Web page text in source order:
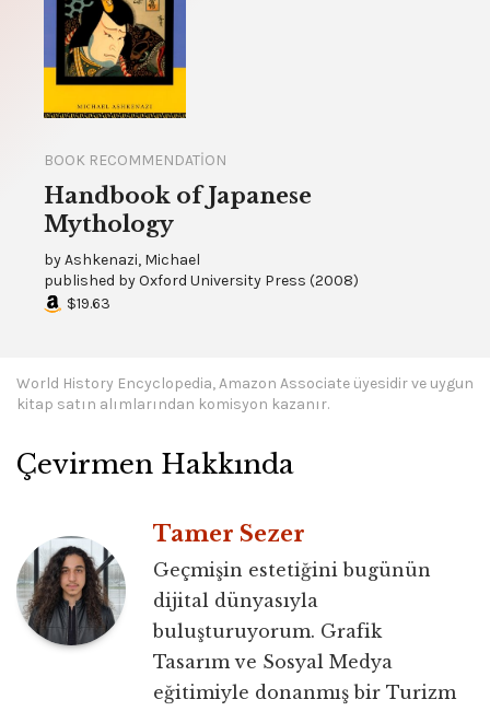
BOOK RECOMMENDATION
Handbook of Japanese
Mythology
byAshkenazi, Michael
published byOxford University Press (2008)
$19.63
World History Encyclopedia, Amazon Associate üyesidir ve uygun
kitap satın alımlarından komisyon kazanır.
Çevirmen Hakkında
Tamer Sezer
Geçmişin estetiğini bugünün
dijital dünyasıyla
buluşturuyorum. Grafik
Tasarım ve Sosyal Medya
eğitimiyle donanmış bir Turizm